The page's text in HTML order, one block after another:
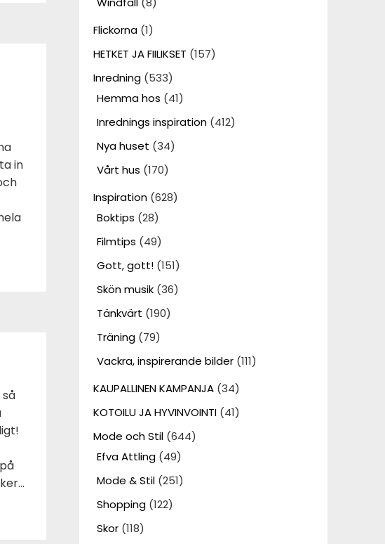
in
Flickorna(1)
HETKET JA FIILIKSET (157)
Inredning(533)
Hemma hos (41)
Inrednings inspiration(412)
Nya huset (34)
Vårt hus (170)
Inspiration(628)
Boktips (28)
Filmtips (49)
Gott, gott!(151)
Skön musik(36)
Tänkvärt (190)
Träning(79)
Vackra, inspirerande bilder(111)
KAUPALLINEN KAMPANJA(34)
KOTOILU JA HYVINVOINTI(41)
Mode och Stil(644)
Efva Attling(49)
Mode & Stil(251)
Shopping(122)
Skor(118)